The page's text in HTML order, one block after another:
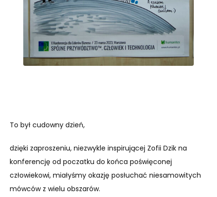
To był cudowny dzień,
dzięki zaproszeniu, niezwykle inspirującej Zofii Dzik na
konferencję od poczatku do końca poświęconej
człowiekowi, miałyśmy okazję posłuchać niesamowitych
mówców z wielu obszarów.